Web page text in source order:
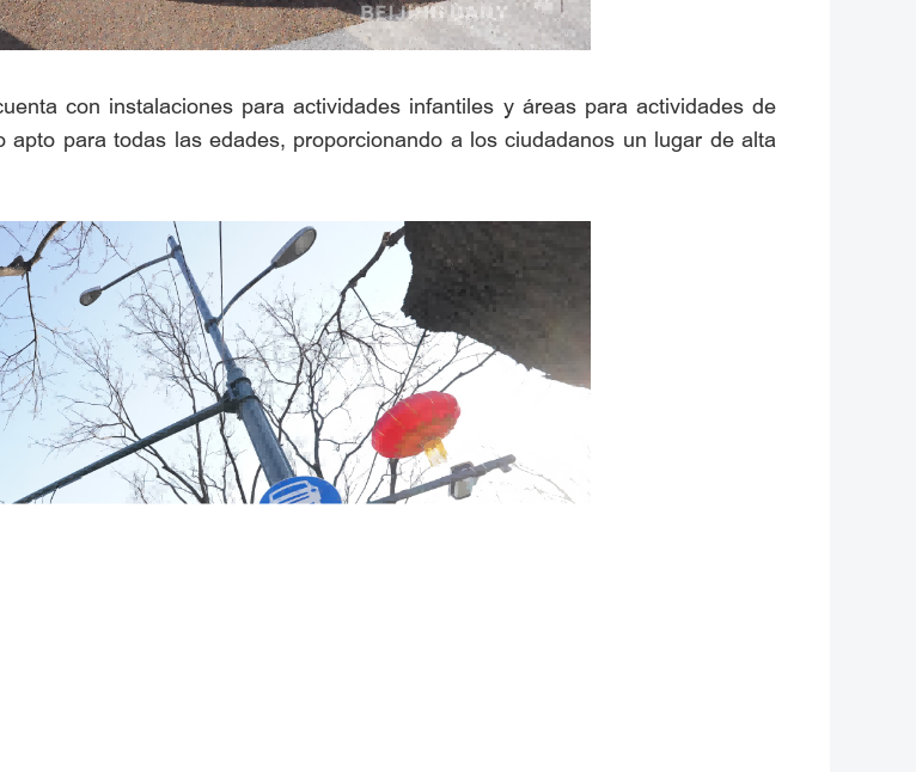
con instalaciones para actividades infantiles y áreas para actividades de
para todas las edades, proporcionando a los ciudadanos un lugar de alta